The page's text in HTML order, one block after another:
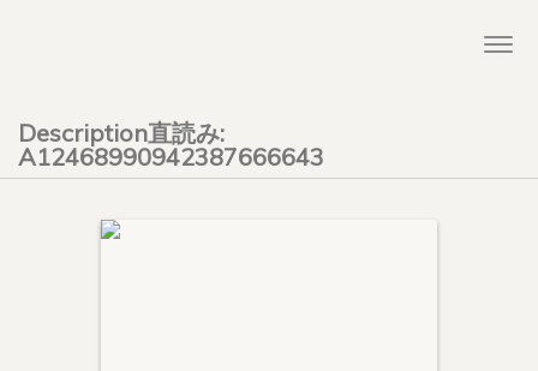
Description直読み:
A12468990942387666643